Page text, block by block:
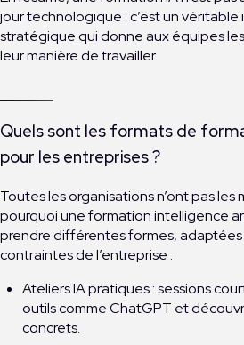
jour technologique : c’est un
stratégique qui donne aux équipes
leur manière de travailler.
Quels sont les formats de
pour les entreprises ?
Toutes les organisations n’ont pas les
pourquoi une formation intelligence
prendre différentes formes,
contraintes de l’entreprise :
Ateliers IA pratiques : sessions
outils comme ChatGPT et
concrets.